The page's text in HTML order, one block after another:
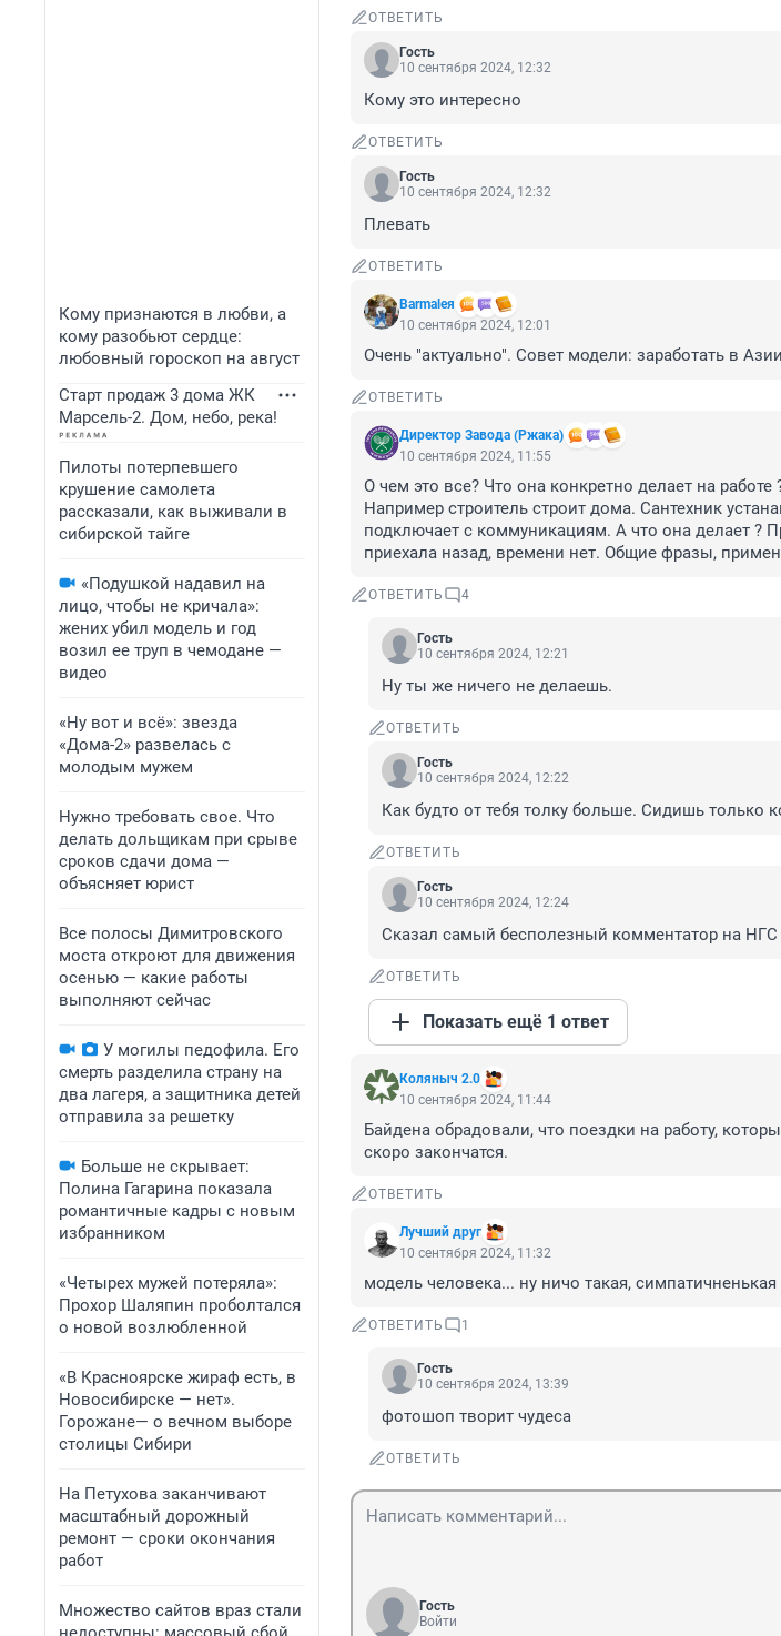
Кому признаются в любви, а
кому разобьют сердце:
любовный гороскоп на август
Старт продаж 3 дома ЖК
Марсель-2. Дом, небо, река!
Пилоты потерпевшего
крушение самолета
рассказали, как выживали в
сибирской тайге
«Подушкой надавил на
лицо, чтобы не кричала»:
жених убил модель и год
возил ее труп в чемодане —
видео
«Ну вот и всё»: звезда
«Дома-2» развелась с
молодым мужем
Нужно требовать свое. Что
делать дольщикам при срыве
сроков сдачи дома —
объясняет юрист
Все полосы Димитровского
моста откроют для движения
осенью — какие работы
выполняют сейчас
У могилы педофила. Его
смерть разделила страну на
два лагеря, а защитника детей
отправила за решетку
Больше не скрывает:
Полина Гагарина показала
романтичные кадры с новым
избранником
«Четырех мужей потеряла»:
Прохор Шаляпин проболтался
о новой возлюбленной
«В Красноярске жираф есть, в
Новосибирске — нет».
Горожане— о вечном выборе
столицы Сибири
На Петухова заканчивают
масштабный дорожный
ремонт — сроки окончания
работ
Множество сайтов враз стали
ОТВЕТИТЬ
Гость
10 сентября 2024, 12:32
Кому это интересно
ОТВЕТИТЬ
Гость
10 сентября 2024, 12:32
Плевать
ОТВЕТИТЬ
Barmaleя
10 сентября 2024, 12:01
Очень "актуально". Совет модели: заработать в
ОТВЕТИТЬ
Директор Завода (Ржака)
10 сентября 2024, 11:55
О чем это все? Что она конкретно делает на работе
Например строитель строит дома. Сантехник
подключает с коммуникациям. А что она делает ?
приехала назад, времени нет. Общие фразы,
ОТВЕТИТЬ 4
Гость
10 сентября 2024, 12:21
Ну ты же ничего не делаешь.
ОТВЕТИТЬ
Гость
10 сентября 2024, 12:22
Как будто от тебя толку больше. Сидишь только
ОТВЕТИТЬ
Гость
10 сентября 2024, 12:24
Сказал самый бесполезный комментатор на НГС
ОТВЕТИТЬ
Показать ещё 1 ответ
Коляныч 2.0
10 сентября 2024, 11:44
Байдена обрадовали, что поездки на работу,
скоро закончатся.
ОТВЕТИТЬ
Лучший друг
10 сентября 2024, 11:32
модель человека... ну ничо такая, симпатичненькая
ОТВЕТИТЬ 1
Гость
10 сентября 2024, 13:39
фотошоп творит чудеса
ОТВЕТИТЬ
Гость
Войти